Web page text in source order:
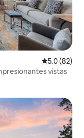
Calificación
5.0 (82)
vistas